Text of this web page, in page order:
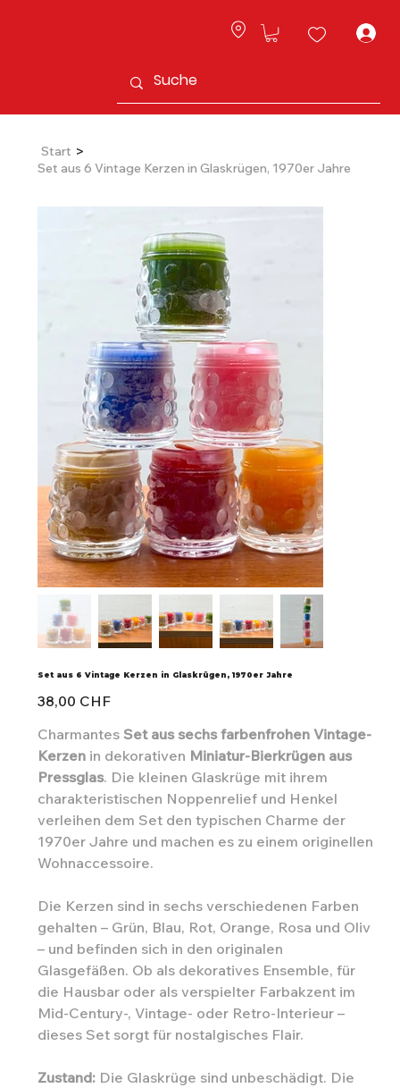
Start >
Set aus 6 Vintage Kerzen in Glaskrügen, 1970er Jahre
Set aus 6 Vintage Kerzen in Glaskrügen, 1970er Jahre
Preis
38,00 CHF
Charmantes Set aus sechs farbenfrohen Vintage-
Kerzenin dekorativen Miniatur-Bierkrügen aus
Pressglas. Die kleinen Glaskrüge mit ihrem
charakteristischen Noppenrelief und Henkel
verleihen dem Set den typischen Charme der
1970er Jahre und machen es zu einem originellen
Wohnaccessoire.
Die Kerzen sind in sechs verschiedenen Farben
gehalten – Grün, Blau, Rot, Orange, Rosa und Oliv
– und befinden sich in den originalen
Glasgefäßen. Ob als dekoratives Ensemble, für
die Hausbar oder als verspielter Farbakzent im
Mid-Century-, Vintage- oder Retro-Interieur –
dieses Set sorgt für nostalgisches Flair.
Zustand:Die Glaskrüge sind unbeschädigt. Die